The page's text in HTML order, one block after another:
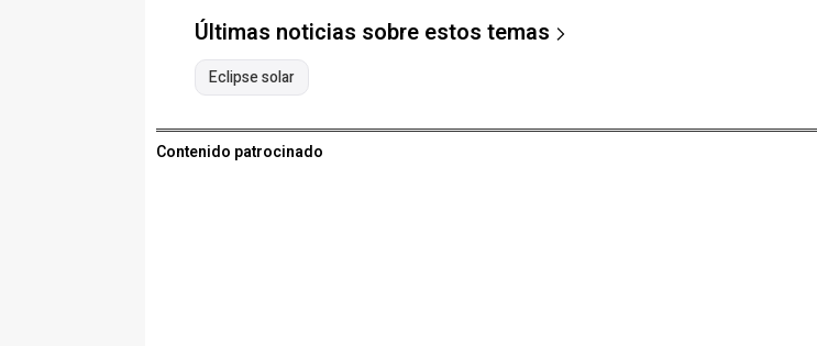
Últimas noticias sobre estos temas
Eclipse solar
Contenido patrocinado